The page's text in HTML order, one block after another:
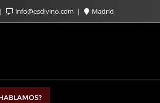
info@esdivino.com Madrid